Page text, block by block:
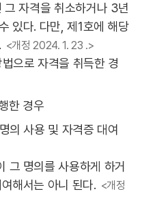
자격을 취소하거나 3년
있다. 다만, 제1호에 해당
<개정 2024. 1. 23 .>
으로 자격을 취득한 경
한 경우
의 사용 및 자격증 대여
그 명의를 사용하게 하거
해서는 아니 된다. <개정